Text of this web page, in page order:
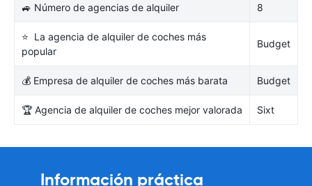
🚙 Número de agencias de alquiler 8
⭐ La agencia de alquiler de coches más
popular
Budget
💰 Empresa de alquiler de coches más barata Budget
🏆 Agencia de alquiler de coches mejor valorada Sixt
Información práctica